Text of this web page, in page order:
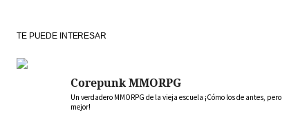
TE PUEDE INTERESAR
Corepunk MMORPG
Un verdadero MMORPG de la vieja escuela ¡Cómo los de antes, pero
mejor!